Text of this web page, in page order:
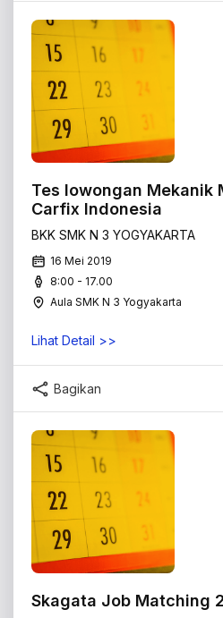
Tes lowongan Mekanik
Carfix Indonesia
BKK SMK N 3 YOGYAKARTA
16 Mei 2019
8:00 - 17.00
Aula SMK N 3 Yogyakarta
Lihat Detail >>
Bagikan
Skagata Job Matching